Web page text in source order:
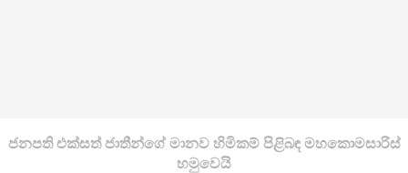
ජනපති එක්සත් ජාතීන්ගේ මානව හිමිකම් පිළිබඳ මහකොමසාරිස්
හමුවෙයි